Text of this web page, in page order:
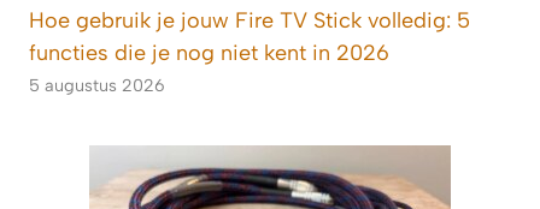
Hoe gebruik je jouw Fire TV Stick volledig: 5
functies die je nog niet kent in 2026
5 augustus 2026